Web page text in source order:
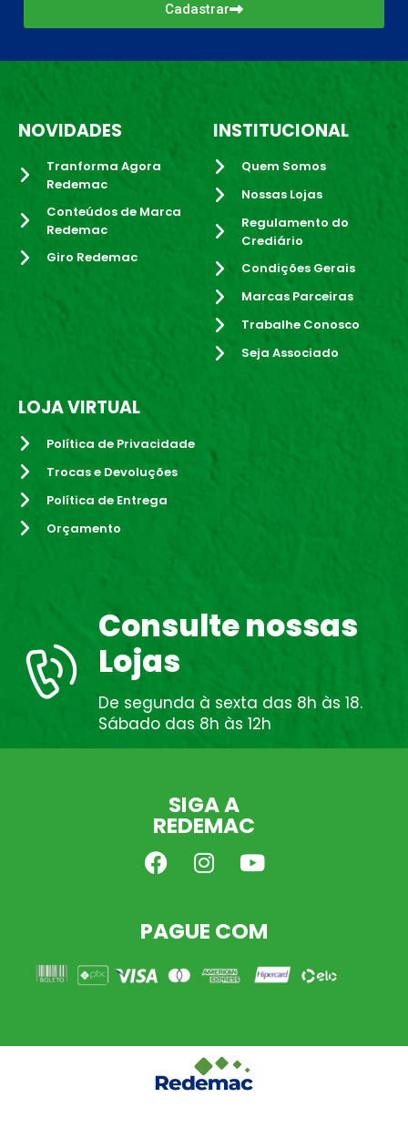
Cadastrar
NOVIDADES
Tranforma Agora
Redemac
Conteúdos de Marca
Redemac
Giro Redemac
INSTITUCIONAL
Quem Somos
Nossas Lojas
Regulamento do
Crediário
Condições Gerais
Marcas Parceiras
Trabalhe Conosco
Seja Associado
LOJA VIRTUAL
Política de Privacidade
Trocas e Devoluções
Política de Entrega
Orçamento
Consulte nossas
Lojas
De segunda à sexta das 8h às 18.
Sábado das 8h às 12h
SIGA A
REDEMAC
PAGUE COM